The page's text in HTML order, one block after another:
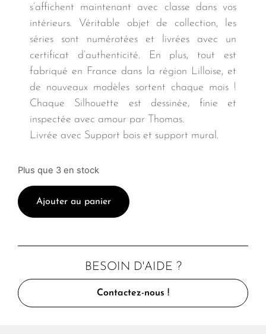
s’affichent maintenant avec classe dans vos
intérieurs. Véritable objet de collection, les
séries sont numérotées et livrées avec un
certificat d’authenticité. En plus, tout est
fabriqué en France dans la région Lilloise, et
de nouveaux modèles sortent chaque mois !
Chaque Silhouette est dessinée, finie et
inspectée avec amour par Thomas.
Livrée avec Support bois et support mural.
Plus que 3 en stock
Ajouter au panier
BESOIN D'AIDE ?
Contactez-nous !